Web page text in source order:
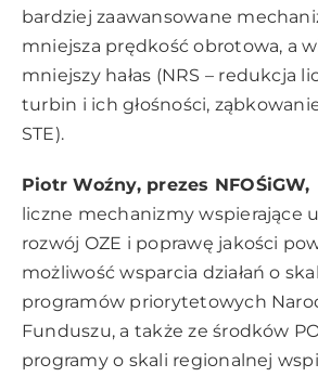
bardziej zaawansowane
mniejsza prędkość obrotowa, a
mniejszy hałas (NRS – redukcja
turbin i ich głośności,
STE).
Piotr Woźny, prezes NFOŚiGW,
liczne mechanizmy wspierające
rozwój OZE i poprawę jakości
możliwość wsparcia działań o
programów priorytetowych
Funduszu, a także ze środków
programy o skali regionalnej